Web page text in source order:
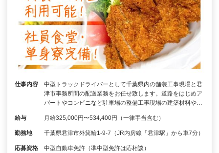
仕事内容
中型トラックドライバーとして千葉県内の舗装工事現場と君
津市事務所間の配送業務をお任せ致します。道路をはじめア
パートやコンビニなど駐車場の整備工事現場の建築材料や…
給与 月給325,000円〜534,400円（一律手当含む）
勤務地 千葉県君津市外箕輪1-9-7（JR内房線「君津駅」から車7分）
応募資格 中型自動車免許（準中型免許は応相談）